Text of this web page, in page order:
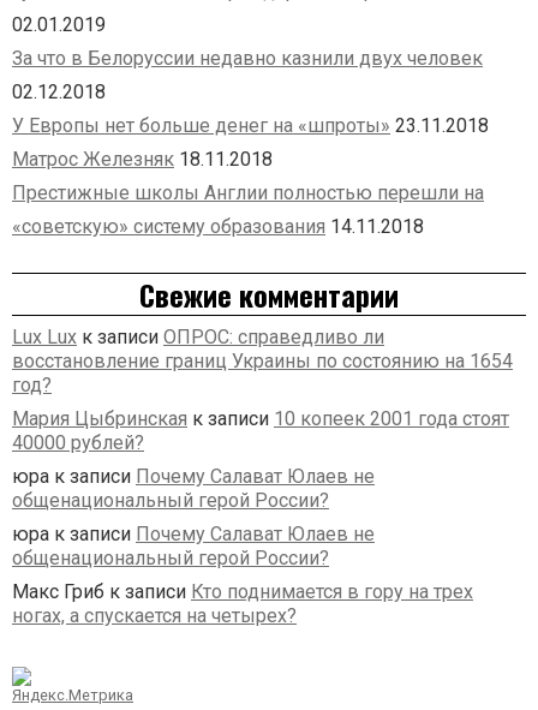
02.01.2019
За что в Белоруссии недавно казнили двух человек
02.12.2018
У Европы нет больше денег на «шпроты» 23.11.2018
Матрос Железняк 18.11.2018
Престижные школы Англии полностью перешли на
«советскую» систему образования 14.11.2018
Свежие комментарии
Lux Lux к записи ОПРОС: справедливо ли
восстановление границ Украины по состоянию на 1654
год?
Мария Цыбринская к записи 10 копеек 2001 года стоят
40000 рублей?
юра к записи Почему Салават Юлаев не
общенациональный герой России?
юра к записи Почему Салават Юлаев не
общенациональный герой России?
Макс Гриб к записи Кто поднимается в гору на трех
ногах, а спускается на четырех?